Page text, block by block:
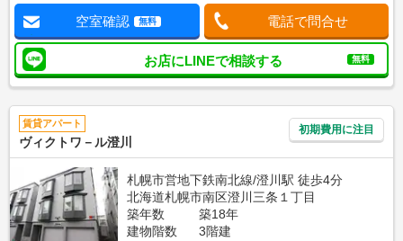
空室確認 無料 電話で問合せ
お店にLINEで相談する 無料
賃貸アパート
ヴィクトワ－ル澄川
初期費用に注目
札幌市営地下鉄南北線/澄川駅 徒歩4分
北海道札幌市南区澄川三条１丁目
築年数
築18年
建物階数
3階建